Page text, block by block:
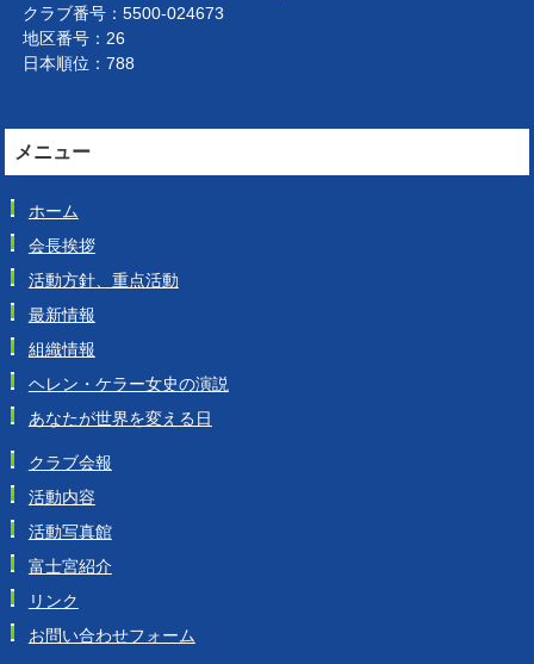
クラブ番号：5500-024673
地区番号：26
日本順位：788
メニュー
ホーム
会長挨拶
活動方針、重点活動
最新情報
組織情報
ヘレン・ケラー女史の演説
あなたが世界を変える日
クラブ会報
活動内容
活動写真館
富士宮紹介
リンク
お問い合わせフォーム